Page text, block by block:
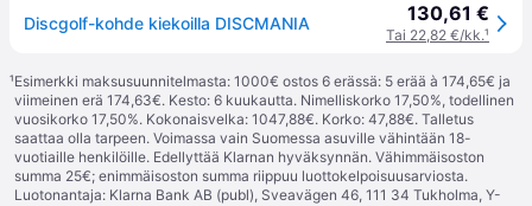
Discgolf-kohde kiekoilla DISCMANIA 130,61 €
Tai 22,82 €/kk.¹
¹Esimerkki maksusuunnitelmasta: 1000€ ostos 6 erässä: 5 erää à 174,65€ ja
viimeinen erä 174,63€. Kesto: 6 kuukautta. Nimelliskorko 17,50%, todellinen
vuosikorko 17,50%. Kokonaisvelka: 1047,88€. Korko: 47,88€. Talletus
saattaa olla tarpeen. Voimassa vain Suomessa asuville vähintään 18-
vuotiaille henkilöille. Edellyttää Klarnan hyväksynnän. Vähimmäisoston
summa 25€; enimmäisoston summa riippuu luottokelpoisuusarviosta.
Luotonantaja: Klarna Bank AB (publ), Sveavägen 46, 111 34 Tukholma, Y-